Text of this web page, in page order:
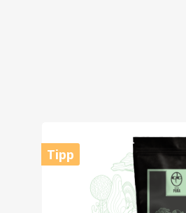
Tipp